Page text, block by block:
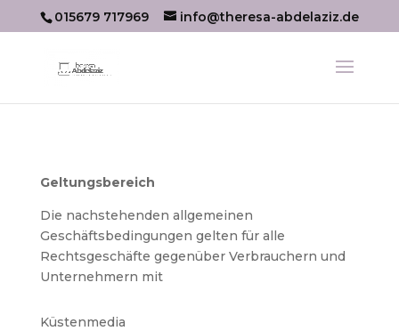
015679 717969 info@theresa-abdelaziz.de
Geltungsbereich
Die nachstehenden allgemeinen
Geschäftsbedingungen gelten für alle
Rechtsgeschäfte gegenüber Verbrauchern und
Unternehmern mit
Küstenmedia